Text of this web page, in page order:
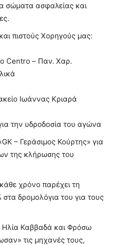
σώματα ασφαλείας και
πιστούς Χορηγούς μας:
Centro – Παν. Χαρ.
Ιωάννας Κριαρά
την υδροδοσία του αγώνα
– Γεράσιμος Κούρτης» για
της κλήρωσης του
χρόνο παρέχει τη
δρομολόγια του για τους
Καββαδά και Φρόσω
τις μηχανές τους,